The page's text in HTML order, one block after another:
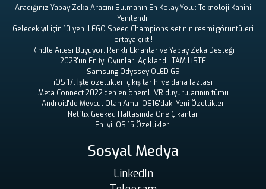
Aradığınız Yapay Zeka Aracını Bulmanın En Kolay Yolu: Teknoloji Kahini
Yenilendi!
Gelecek yıl için 10 yeni LEGO Speed ​​Champions setinin resmi görüntüleri
ortaya çıktı!
Kindle Ailesi Büyüyor: Renkli Ekranlar ve Yapay Zeka Desteği
2023'ün En İyi Oyunları Açıklandı! TAM LİSTE
Samsung Odyssey OLED G9
iOS 17: İşte özellikler, çıkış tarihi ve daha fazlası
Meta Connect 2022'den en önemli VR duyurularının tümü
Android'de Mevcut Olan Ama iOS16'daki Yeni Özellikler
Netflix Geeked Haftasında Öne Çıkanlar
En iyi iOS 15 Özellikleri
Sosyal Medya
LinkedIn